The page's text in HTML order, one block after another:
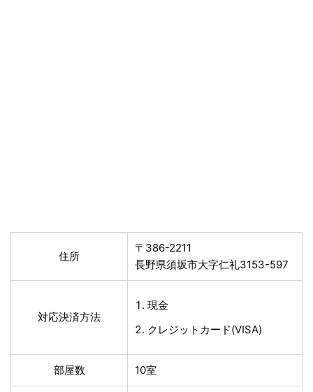
住所
〒386-2211
長野県須坂市大字仁礼3153-597
対応決済方法
現金
クレジットカード(VISA)
部屋数 10室